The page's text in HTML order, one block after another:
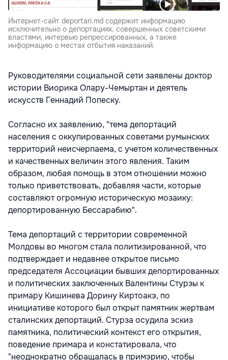
Интернет-сайт deportari.md содержит информацию
исключительно о депортациях, совершенных советскими
властями, интервью репрессированных, а также
информацию о местах отбытия наказаний.
Руководителями социальной сети заявлены доктор
истории Виорика Олару-Чемыртан и деятель
искусств Геннадий Попеску.
Согласно их заявлению, "тема депортаций
населения с оккупированных советами румынских
территорий неисчерпаема, с учетом количественных
и качественных величин этого явления. Таким
образом, любая помощь в этом отношении можно
только приветствовать, добавляя части, которые
составляют огромную историческую мозаику:
депортированную Бессарабию".
Тема депортаций с территории современной
Молдовы во многом стала политизированной, что
подтверждает и недавнее открытое письмо
председателя Ассоциации бывших депортированных
и политических заключенных Валентины Стурзы к
примару Кишинева Дорину Киртоакэ, по
инициативе которого был открыт памятник жертвам
сталинских депортаций. Стурза осудила эскиз
памятника, политический контекст его открытия,
поведение примара и констатировала, что
"неоднократно обращалась в примэрию, чтобы